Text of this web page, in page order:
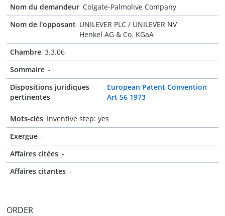
Nom du demandeur Colgate-Palmolive Company
Nom de l'opposant UNILEVER PLC / UNILEVER NV
Henkel AG & Co. KGaA
Chambre 3.3.06
Sommaire -
Dispositions juridiques
pertinentes
European Patent Convention
Art 56 1973
Mots-clés Inventive step: yes
Exergue -
Affaires citées -
Affaires citantes -
ORDER